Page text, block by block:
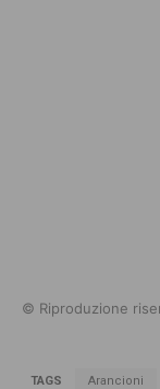
© Riproduzione
TAGS Arancioni